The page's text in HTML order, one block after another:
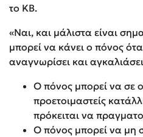
το ΚΒ.
«Ναι, και μάλιστα είναι
μπορεί να κάνει ο πόνος
αναγνωρίσει και
Ο πόνος μπορεί να σε
προετοιμαστείς
πρόκειται να
Ο πόνος μπορεί να μη